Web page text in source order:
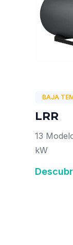
BAJA
LRR
13
kW